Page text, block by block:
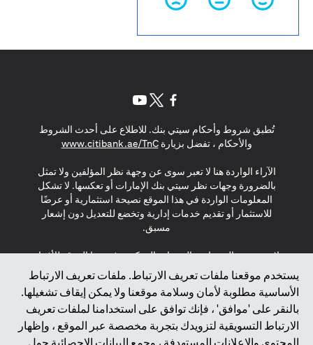
يستخدم موقعنا ملفات تعريف الارتباط. ملفات تعريف الارتباط
الأساسية مطلوبة لأمان وسلامة موقعنا ولا يمكن إيقاف تشغيلها.
بالنقر على 'موافق' ، فإنك توافق على استخدامنا لملفات تعريف
الارتباط التسويقية لتزويدك بتجربة مخصصة عبر الموقع ، وإظهار
تُطبق شروط وأحكام سيتي بنك. للاطلاع على أحدث الشروط
والأحكام ، تفضل بزيارةwww.citibank.ae/TnC
(opens in a new tab)
الآراء الواردة هنا لا تعبر سوى عن وجهة نظر المؤلفين ولا تمثل
بالضرورة وجهات نظر سيتي بنك الإمارات أو تعكسها. لا تشكل
المعلومات الواردة في هذا الموقع نصيحة استثمارية أو عرضًا
للاستثمار أو تقديم خدمات إدارية وتخضع للتعديل دون إشعار
مسبق.
لا يتم تقديم المنتجات والخدمات المذكورة في هذا الموقع للأفراد
المقيمين في الاتحاد الأوروبي أو المنطقة الاقتصادية الأوروبية أو
سويسرا أو غيرنسي أو جيرسي أو موناكو أو سان مارينو أو
الفاتيكان أو جزيرة مان أو المملكة المتحدة أو خصوصية البيانات
(لائحة حماية البيانات العامة \ قانون حماية البيانات الشخصية
العامة \ قانون خصوصية نيوزيلندا). المحتوى الموجود في هذه
الصفحة ليس ولا ينبغي تفسيره على أنه عرض أو دعوة أو دعوة